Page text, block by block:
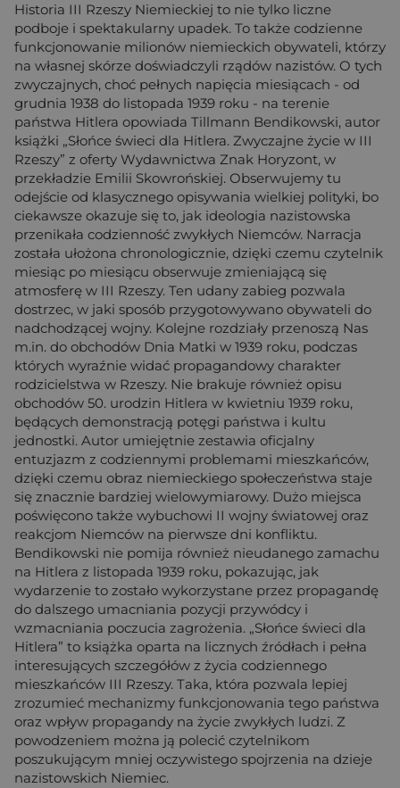
Historia III Rzeszy Niemieckiej to nie tylko liczne
podboje i spektakularny upadek. To także codzienne
funkcjonowanie milionów niemieckich obywateli, którzy
na własnej skórze doświadczyli rządów nazistów. O tych
zwyczajnych, choć pełnych napięcia miesiącach - od
grudnia 1938 do listopada 1939 roku - na terenie
państwa Hitlera opowiada Tillmann Bendikowski, autor
książki „Słońce świeci dla Hitlera. Zwyczajne życie w III
Rzeszy” z oferty Wydawnictwa Znak Horyzont, w
przekładzie Emilii Skowrońskiej. Obserwujemy tu
odejście od klasycznego opisywania wielkiej polityki, bo
ciekawsze okazuje się to, jak ideologia nazistowska
przenikała codzienność zwykłych Niemców. Narracja
została ułożona chronologicznie, dzięki czemu czytelnik
miesiąc po miesiącu obserwuje zmieniającą się
atmosferę w III Rzeszy. Ten udany zabieg pozwala
dostrzec, w jaki sposób przygotowywano obywateli do
nadchodzącej wojny. Kolejne rozdziały przenoszą Nas
m.in. do obchodów Dnia Matki w 1939 roku, podczas
których wyraźnie widać propagandowy charakter
rodzicielstwa w Rzeszy. Nie brakuje również opisu
obchodów 50. urodzin Hitlera w kwietniu 1939 roku,
będących demonstracją potęgi państwa i kultu
jednostki. Autor umiejętnie zestawia oficjalny
entuzjazm z codziennymi problemami mieszkańców,
dzięki czemu obraz niemieckiego społeczeństwa staje
się znacznie bardziej wielowymiarowy. Dużo miejsca
poświęcono także wybuchowi II wojny światowej oraz
reakcjom Niemców na pierwsze dni konfliktu.
Bendikowski nie pomija również nieudanego zamachu
na Hitlera z listopada 1939 roku, pokazując, jak
wydarzenie to zostało wykorzystane przez propagandę
do dalszego umacniania pozycji przywódcy i
wzmacniania poczucia zagrożenia. „Słońce świeci dla
Hitlera” to książka oparta na licznych źródłach i pełna
interesujących szczegółów z życia codziennego
mieszkańców III Rzeszy. Taka, która pozwala lepiej
zrozumieć mechanizmy funkcjonowania tego państwa
oraz wpływ propagandy na życie zwykłych ludzi. Z
powodzeniem można ją polecić czytelnikom
poszukującym mniej oczywistego spojrzenia na dzieje
nazistowskich Niemiec.